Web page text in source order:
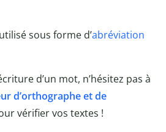
sous forme d’abréviation
d’un mot, n’hésitez pas à
d’orthographe et de
vérifier vos textes !